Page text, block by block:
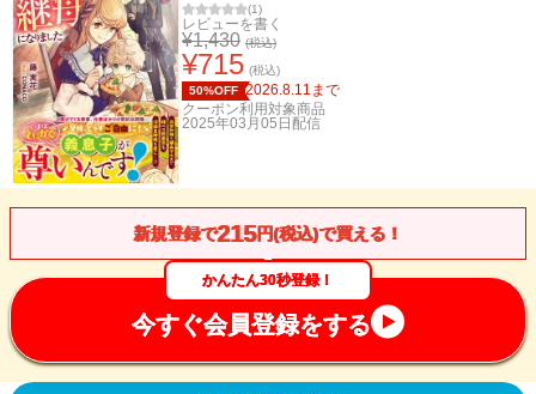
(1)
レビューを書く
¥1,430 (税込)
¥715 (税込)
50%OFF 2026.8.11 まで
クーポン利用対象商品
2025年03月05日 配信
新規登録で215円(税込)で買える！
かんたん30秒登録！
今すぐ会員登録をする